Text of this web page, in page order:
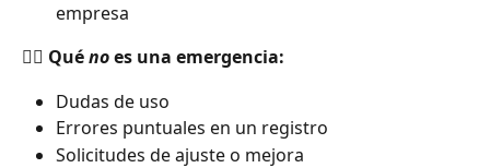
empresa
👎🏻 Qué no es una emergencia:
Dudas de uso
Errores puntuales en un registro
Solicitudes de ajuste o mejora